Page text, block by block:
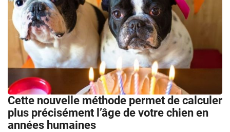
Cette nouvelle méthode permet de calculer
plus précisément l’âge de votre chien en
années humaines